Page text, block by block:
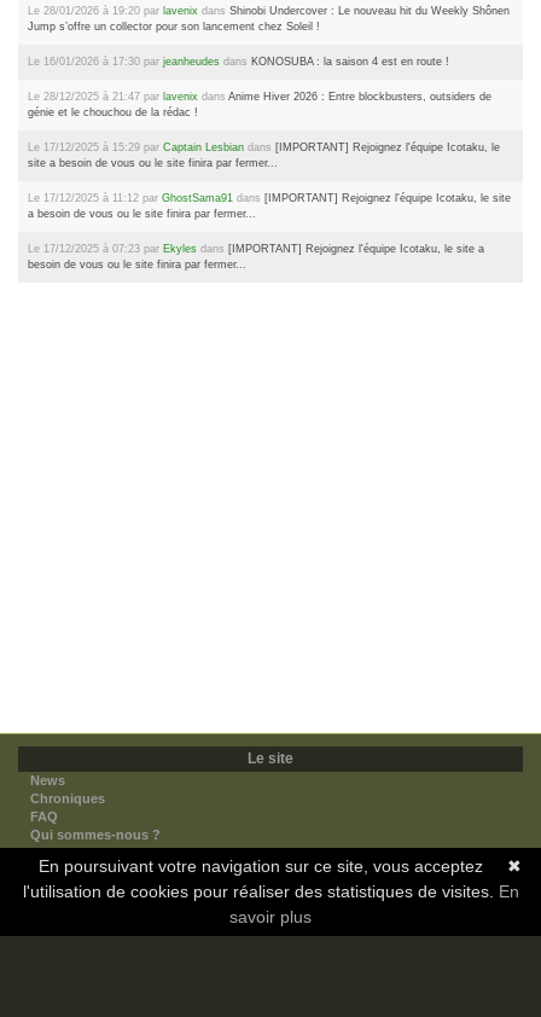
Le 28/01/2026 à 19:20 par lavenix dans Shinobi Undercover : Le nouveau hit du Weekly Shônen
Jump s’offre un collector pour son lancement chez Soleil !
Le 16/01/2026 à 17:30 par jeanheudes dans KONOSUBA : la saison 4 est en route !
Le 28/12/2025 à 21:47 par lavenix dans Anime Hiver 2026 : Entre blockbusters, outsiders de
génie et le chouchou de la rédac !
Le 17/12/2025 à 15:29 par Captain Lesbian dans [IMPORTANT] Rejoignez l'équipe Icotaku, le
site a besoin de vous ou le site finira par fermer...
Le 17/12/2025 à 11:12 par GhostSama91 dans [IMPORTANT] Rejoignez l'équipe Icotaku, le site
a besoin de vous ou le site finira par fermer...
Le 17/12/2025 à 07:23 par Ekyles dans [IMPORTANT] Rejoignez l'équipe Icotaku, le site a
besoin de vous ou le site finira par fermer...
Le site
News
Chroniques
FAQ
Qui sommes-nous ?
Nos partenaires
Faites-nous connaitre
Nous contacter
✖
En poursuivant votre navigation sur ce site, vous acceptez
l'utilisation de cookies pour réaliser des statistiques de visites. En
savoir plus